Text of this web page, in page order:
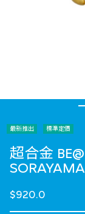
最新推出 標準定價
超合金
$920.0